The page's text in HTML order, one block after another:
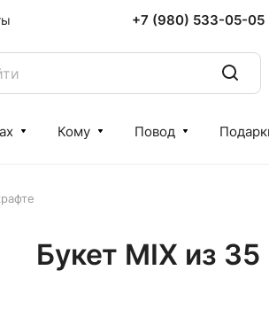
+7 (980) 533-05-05
Кому Повод
Букет MIX из